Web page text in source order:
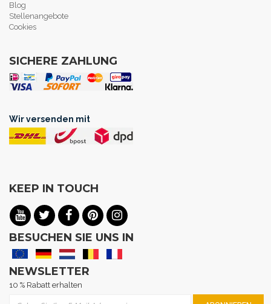
Blog
Stellenangebote
Cookies
SICHERE ZAHLUNG
Wir versenden mit
KEEP IN TOUCH
BESUCHEN SIE UNS IN
NEWSLETTER
10 % Rabatt erhalten